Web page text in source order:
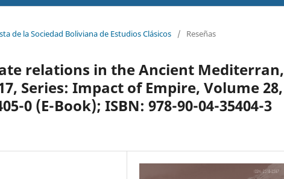
de la Sociedad Boliviana de Estudios Clásicos / Reseñas
relations in the Ancient Mediterran,
Series: Impact of Empire, Volume 28,
0 (E-Book); ISBN: 978-90-04-35404-3